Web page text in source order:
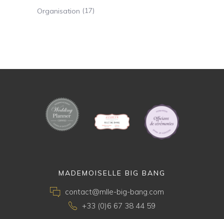
Organisation (17)
MADEMOISELLE BIG BANG
contact@mlle-big-bang.com
+33 (0)6 67 38 44 59